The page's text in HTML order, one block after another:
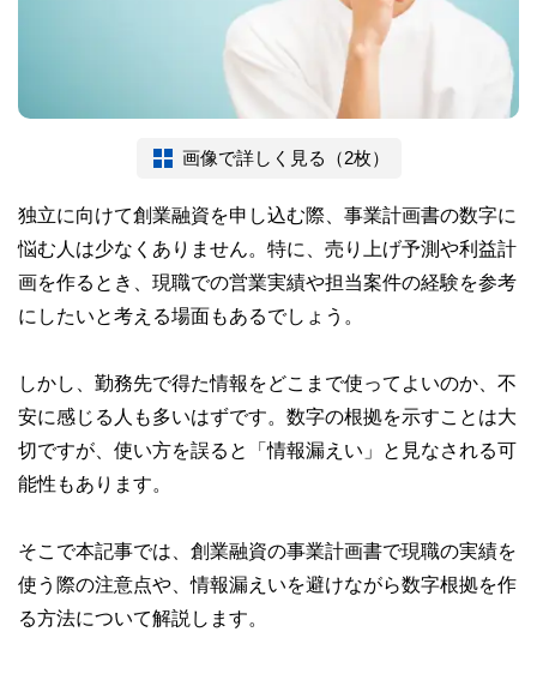
画像で詳しく見る（2枚）
独立に向けて創業融資を申し込む際、事業計画書の数字に
悩む人は少なくありません。特に、売り上げ予測や利益計
画を作るとき、現職での営業実績や担当案件の経験を参考
にしたいと考える場面もあるでしょう。
しかし、勤務先で得た情報をどこまで使ってよいのか、不
安に感じる人も多いはずです。数字の根拠を示すことは大
切ですが、使い方を誤ると「情報漏えい」と見なされる可
能性もあります。
そこで本記事では、創業融資の事業計画書で現職の実績を
使う際の注意点や、情報漏えいを避けながら数字根拠を作
る方法について解説します。